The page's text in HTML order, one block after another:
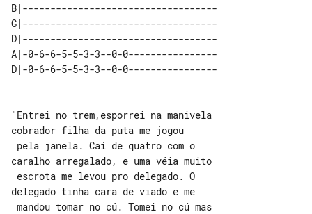
B|-----------------------------------
G|-----------------------------------
D|-----------------------------------
A|-0-6-6-5-5-3-3--0-0----------------
"Entrei no trem,esporrei na manivela
cobrador filha da puta me jogou
caralho arregalado, e uma véia muito
delegado tinha cara de viado e me